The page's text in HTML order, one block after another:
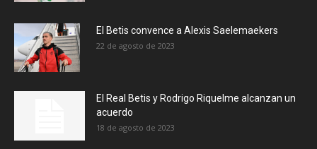
El Betis convence a Alexis Saelemaekers
22 de agosto de 2023
El Real Betis y Rodrigo Riquelme alcanzan un
acuerdo
18 de agosto de 2023